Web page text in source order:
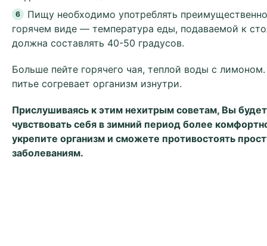
Пищу необходимо употреблять
горячем виде — температура еды, подаваемой к
должна составлять 40-50 градусов.
Больше пейте горячего чая, теплой воды с лимоном.
питье согревает организм изнутри.
Прислушиваясь к этим нехитрым советам, Вы
чувствовать себя в зимний период более
укрепите организм и сможете противостоять
заболеваниям.